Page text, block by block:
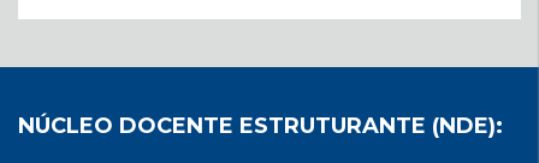
NÚCLEO DOCENTE ESTRUTURANTE (NDE):